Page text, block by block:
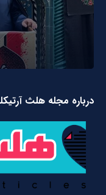
درباره مجله هلث